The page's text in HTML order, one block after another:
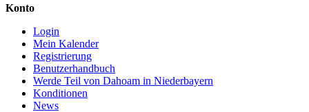
Konto
Login
Mein Kalender
Registrierung
Benutzerhandbuch
Werde Teil von Dahoam in Niederbayern
Konditionen
News